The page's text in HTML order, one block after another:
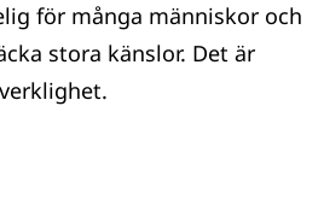
för många människor och
stora känslor. Det är